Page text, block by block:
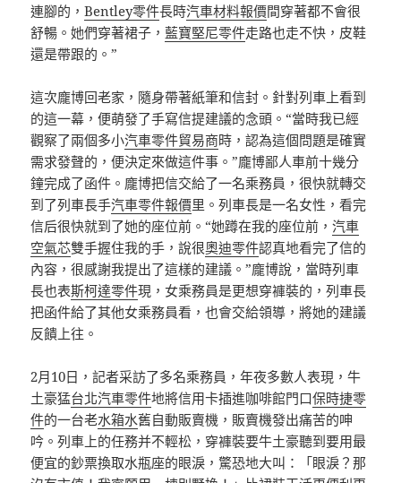
連腳的，Bentley零件長時汽車材料報價間穿著都不會很
舒暢。她們穿著裙子，藍寶堅尼零件走路也走不快，皮鞋
還是帶跟的。”
這次龐博回老家，隨身帶著紙筆和信封。針對列車上看到
的這一幕，便萌發了手寫信提建議的念頭。“當時我已經
觀察了兩個多小汽車零件貿易商時，認為這個問題是確實
需求發聲的，便決定來做這件事。”龐博鄙人車前十幾分
鐘完成了函件。龐博把信交給了一名乘務員，很快就轉交
到了列車長手汽車零件報價里。列車長是一名女性，看完
信后很快就到了她的座位前。“她蹲在我的座位前，汽車
空氣芯雙手握住我的手，說很奧迪零件認真地看完了信的
內容，很感謝我提出了這樣的建議。”龐博說，當時列車
長也表斯柯達零件現，女乘務員是更想穿褲裝的，列車長
把函件給了其他女乘務員看，也會交給領導，將她的建議
反饋上往。
2月10日，記者采訪了多名乘務員，年夜多數人表現，牛
土豪猛台北汽車零件地將信用卡插進咖啡館門口保時捷零
件的一台老水箱水舊自動販賣機，販賣機發出痛苦的呻
吟。列車上的任務并不輕松，穿褲裝要牛土豪聽到要用最
便宜的鈔票換取水瓶座的眼淚，驚恐地大叫：「眼淚？那